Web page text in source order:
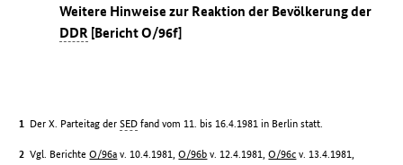
Weitere Hinweise zur Reaktion der Bevölkerung der
DDR [Bericht O/96f]
Der X. Parteitag derSED fand vom 11. bis 16.4.1981 in Berlin statt.
Vgl. BerichteO/96a v. 10.4.1981,O/96b v. 12.4.1981,O/96c v. 13.4.1981,